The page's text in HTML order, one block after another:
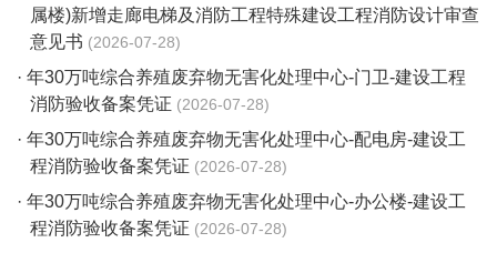
属楼)新增走廊电梯及消防工程特殊建设工程消防设计审查
意见书
2026-07-28
· 年30万吨综合养殖废弃物无害化处理中心-门卫-建设工程
消防验收备案凭证
2026-07-28
· 年30万吨综合养殖废弃物无害化处理中心-配电房-建设工
程消防验收备案凭证
2026-07-28
· 年30万吨综合养殖废弃物无害化处理中心-办公楼-建设工
程消防验收备案凭证
2026-07-28